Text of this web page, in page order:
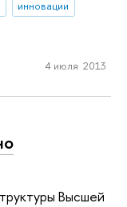
инновации
4 июля 2013
Высшей